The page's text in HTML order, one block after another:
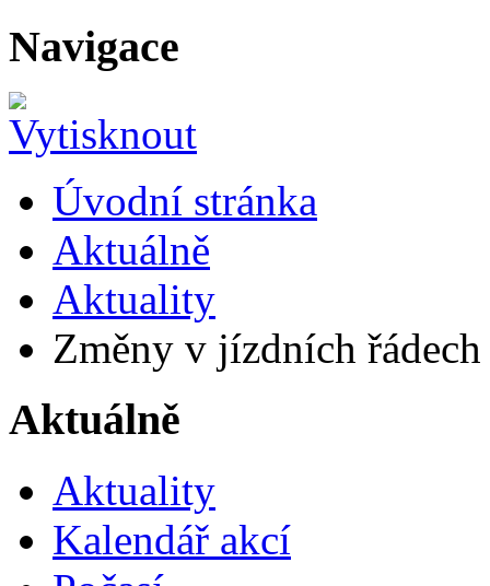
Navigace
Úvodní stránka
Aktuálně
Aktuality
Změny v jízdních řádech
Aktuálně
Aktuality
Kalendář akcí